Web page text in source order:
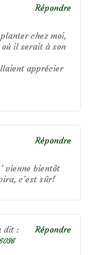
chez moi,
il serait à son
apprécier
Répondre
vienne bientôt
c’est sûr!
Répondre
dit : Répondre